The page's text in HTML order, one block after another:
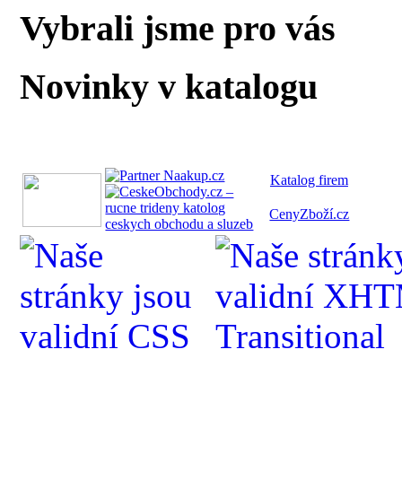
Vybrali jsme pro vás
Novinky v katalogu
Katalog firem
CenyZboží.cz